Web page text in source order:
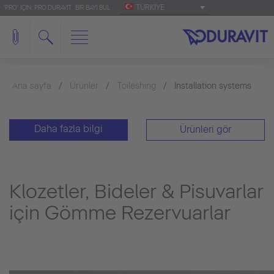
'PRO' IÇIN: PRO.DURAVIT BIR BAYI BUL TÜRKIYE
Ana sayfa Ürünler Toileshing Installation systems
Daha fazla bilgi Ürünleri gör
Klozetler, Bideler & Pisuvarlar
için Gömme Rezervuarlar